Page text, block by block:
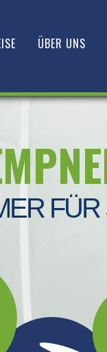
ÜBER UNS
FÜR